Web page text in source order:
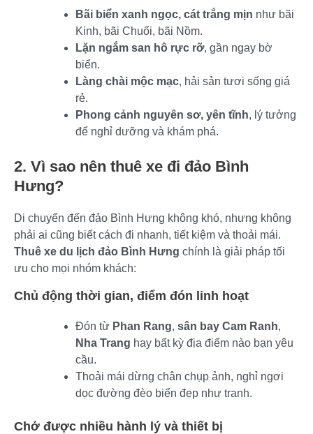
Bãi biển xanh ngọc, cát trắng mịn như bãi
Kinh, bãi Chuối, bãi Nồm.
Lặn ngắm san hô rực rỡ, gần ngay bờ
biển.
Làng chài mộc mạc, hải sản tươi sống giá
rẻ.
Phong cảnh nguyên sơ, yên tĩnh, lý tưởng
để nghỉ dưỡng và khám phá.
2. Vì sao nên thuê xe đi đảo Bình
Hưng?
Di chuyển đến đảo Bình Hưng không khó, nhưng không
phải ai cũng biết cách đi nhanh, tiết kiệm và thoải mái.
Thuê xe du lịch đảo Bình Hưng chính là giải pháp tối
ưu cho mọi nhóm khách:
Chủ động thời gian, điểm đón linh hoạt
Đón từ Phan Rang, sân bay Cam Ranh,
Nha Trang hay bất kỳ địa điểm nào bạn yêu
cầu.
Thoải mái dừng chân chụp ảnh, nghỉ ngơi
dọc đường đèo biển đẹp như tranh.
Chở được nhiều hành lý và thiết bị